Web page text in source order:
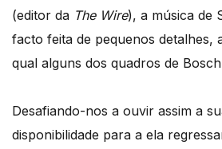
(editor da The Wire), a música de
facto feita de pequenos detalhes,
qual alguns dos quadros de
Desafiando-nos a ouvir assim a
disponibilidade para a ela